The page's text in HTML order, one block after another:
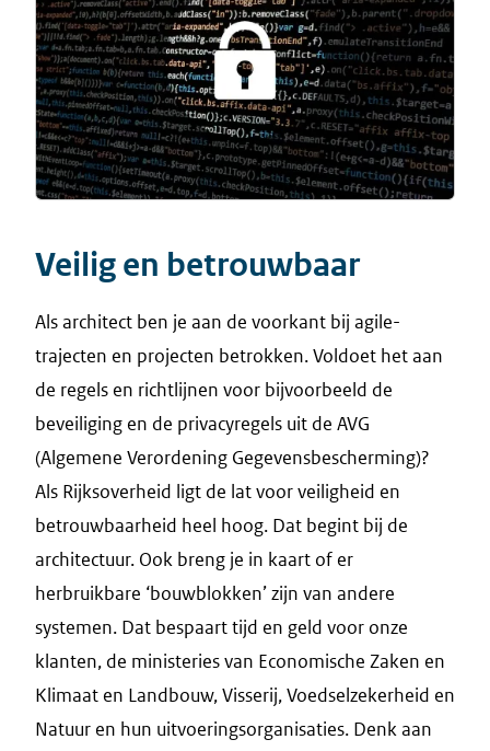
Veilig en betrouwbaar
Als architect ben je aan de voorkant bij agile-
trajecten en projecten betrokken. Voldoet het aan
de regels en richtlijnen voor bijvoorbeeld de
beveiliging en de privacyregels uit de AVG
(Algemene Verordening Gegevensbescherming)?
Als Rijksoverheid ligt de lat voor veiligheid en
betrouwbaarheid heel hoog. Dat begint bij de
architectuur. Ook breng je in kaart of er
herbruikbare ‘bouwblokken’ zijn van andere
systemen. Dat bespaart tijd en geld voor onze
klanten, de ministeries van Economische Zaken en
Klimaat en Landbouw, Visserij, Voedselzekerheid en
Natuur en hun uitvoeringsorganisaties. Denk aan